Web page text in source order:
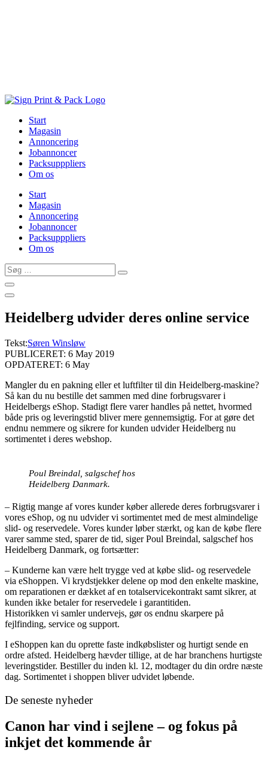
Start
Magasin
Annoncering
Jobannoncer
Packsupppliers
Om os
Start
Magasin
Annoncering
Jobannoncer
Packsupppliers
Om os
Søg
…
Heidelberg udvider deres online service
Tekst:Søren Winsløw
PUBLICERET: 6 May 2019
OPDATERET: 6 May
Mangler du en pakning eller et luftfilter til din Heidelberg-maskine?
Så kan du nu bestille det sammen med dine forbrugsvarer i
Heidelbergs eShop. Stadigt flere varer handles på nettet, hvormed
både pris og leveringstid bliver mere gennemsigtig. For at gøre det
endnu nemmere og sikrere for kunden udvider Heidelberg nu
sortimentet i deres webshop.
Poul Breindal, salgschef hos
Heidelberg Danmark.
– Rigtig mange af vores kunder køber allerede deres forbrugsvarer i
vores eShop, og nu udvider vi sortimentet med de mest almindelige
slid- og reservedele. Vores kunder løber stærkt, og kan de købe flere
varer samme sted, sparer de tid, siger Poul Breindal, salgschef hos
Heidelberg Danmark, og fortsætter:
– Kunderne kan være helt trygge ved at købe slid- og reservedele
via eShoppen. Vi krydstjekker delene op mod den enkelte maskine,
om reparationen er dækket af en totalservicekontrakt samt sikrer, at
kunden ikke betaler for reservedele i garantitiden.
Historikken vi samler undervejs, gør os endnu skarpere på
fejlfinding, service og support.
I eShoppen kan du oprette faste indkøbslister og hurtigt sende en
ordre afsted. Heidelberg hævder tillige, at de har branchens hurtigste
leveringstider. Bestiller du inden kl. 12, modtager du din ordre næste
dag. Sortimentet i shoppen bliver udvidet løbende.
De seneste nyheder
Canon har vind i sejlene – og fokus på
inkjet det kommende år